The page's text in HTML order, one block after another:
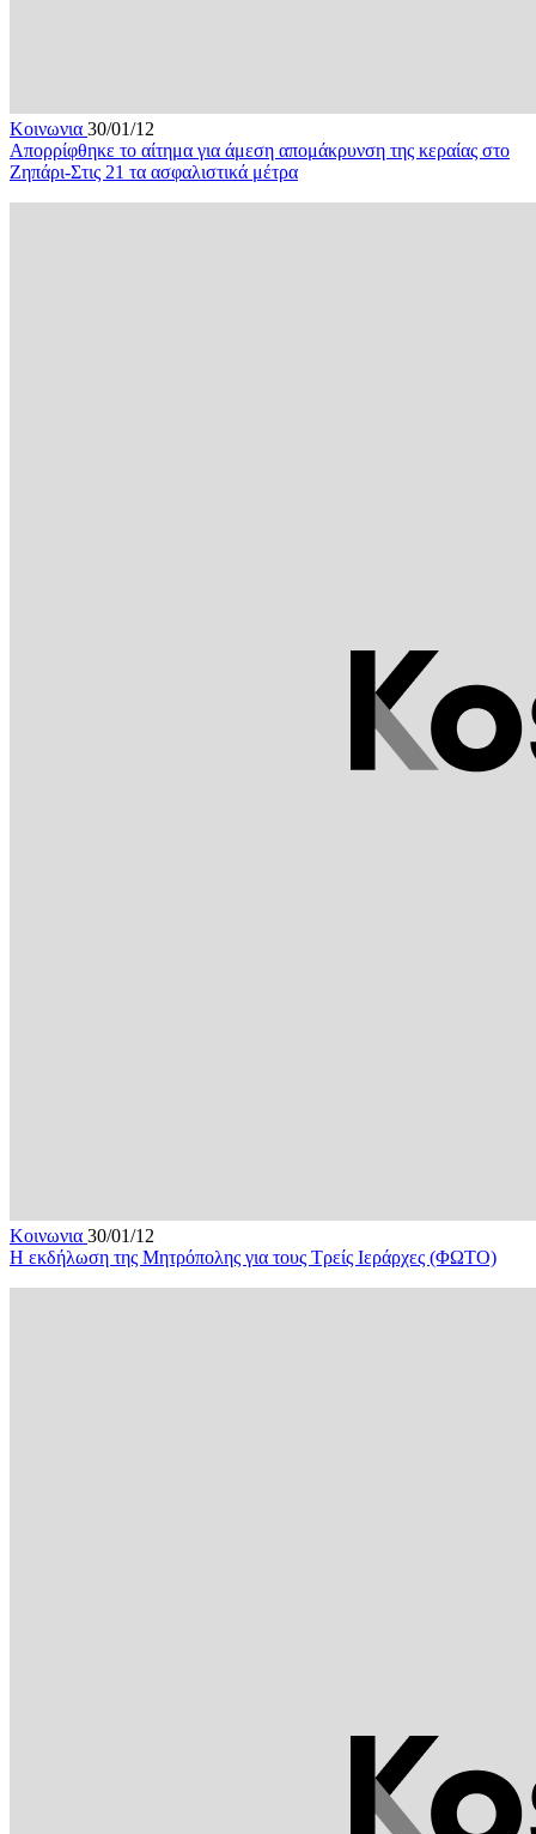
Κοινωνια 30/01/12
Απορρίφθηκε το αίτημα για άμεση απομάκρυνση της κεραίας στο
Ζηπάρι-Στις 21 τα ασφαλιστικά μέτρα
Κοινωνια 30/01/12
Η εκδήλωση της Μητρόπολης για τους Τρείς Ιεράρχες (ΦΩΤΟ)